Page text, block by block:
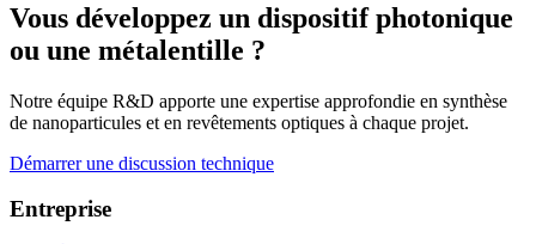
Vous développez un dispositif photonique
ou une métalentille ?
Notre équipe R&D apporte une expertise approfondie en synthèse
de nanoparticules et en revêtements optiques à chaque projet.
Démarrer une discussion technique
Entreprise